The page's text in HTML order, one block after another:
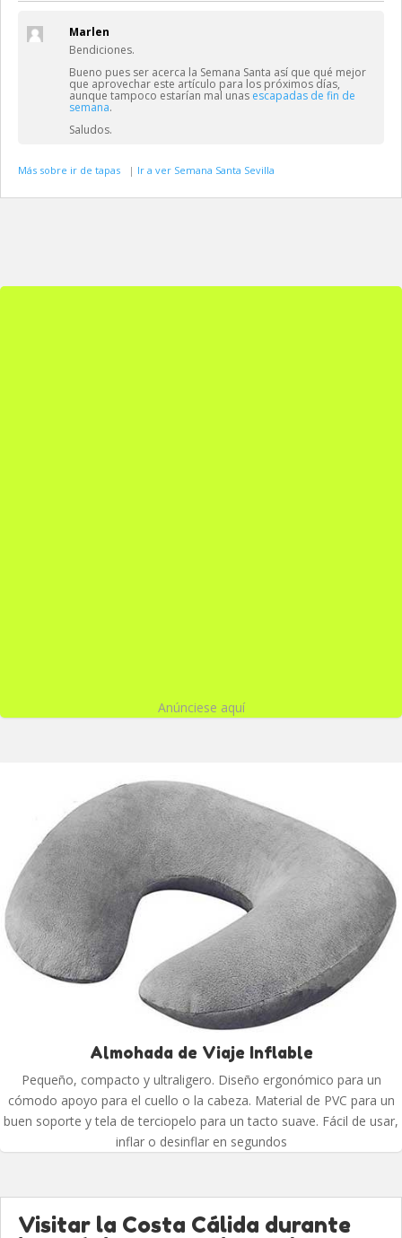
Marlen
Bendiciones.
Bueno pues ser acerca la Semana Santa así que qué mejor
que aprovechar este artículo para los próximos días,
aunque tampoco estarían mal unas escapadas de fin de
semana.
Saludos.
Más sobre ir de tapas | Ir a ver Semana Santa Sevilla
Anúnciese aquí
Almohada de Viaje Inflable
Pequeño, compacto y ultraligero. Diseño ergonómico para un
cómodo apoyo para el cuello o la cabeza. Material de PVC para un
buen soporte y tela de terciopelo para un tacto suave. Fácil de usar,
inflar o desinflar en segundos
Visitar la Costa Cálida durante